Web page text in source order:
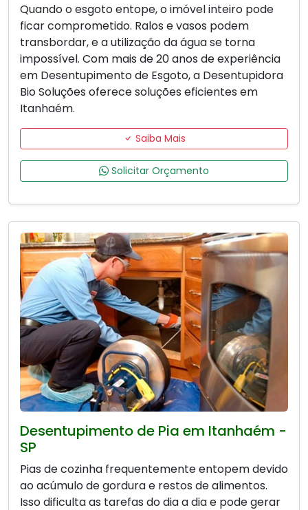
Quando o esgoto entope, o imóvel inteiro pode
ficar comprometido. Ralos e vasos podem
transbordar, e a utilização da água se torna
impossível. Com mais de 20 anos de experiência
em Desentupimento de Esgoto, a Desentupidora
Bio Soluções oferece soluções eficientes em
Itanhaém.
Saiba Mais
Solicitar Orçamento
Desentupimento de Pia em Itanhaém -
SP
Pias de cozinha frequentemente entopem devido
ao acúmulo de gordura e restos de alimentos.
Isso dificulta as tarefas do dia a dia e pode gerar